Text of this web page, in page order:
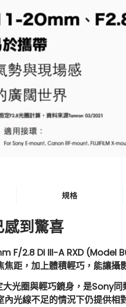
規格
到驚喜
F/2.8 Di III-A RXD (Model
焦距，加上體積輕巧，能讓
圈與輕巧鏡身，是Sony同
光線不⾜的情況下仍提供相